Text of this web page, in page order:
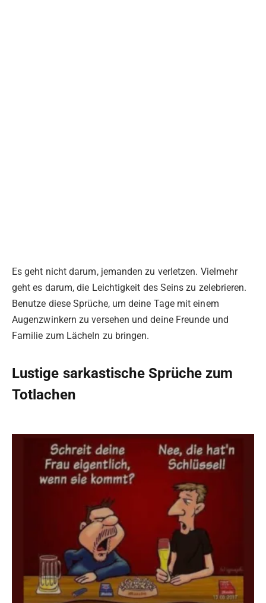
Es geht nicht darum, jemanden zu verletzen. Vielmehr
geht es darum, die Leichtigkeit des Seins zu zelebrieren.
Benutze diese Sprüche, um deine Tage mit einem
Augenzwinkern zu versehen und deine Freunde und
Familie zum Lächeln zu bringen.
Lustige sarkastische Sprüche zum
Totlachen